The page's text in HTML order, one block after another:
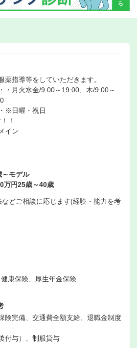
薬指導等をしていただきます。
・月火水金/9:00～19:00、木/9:00～
※日曜・祝日
！
イン
～モデル
万円25歳～40歳
どご相談に応じます(経験・能力を考
康保険、厚生年金保険
険完備、交通費全額支給、退職金制度
付与）、制服貸与